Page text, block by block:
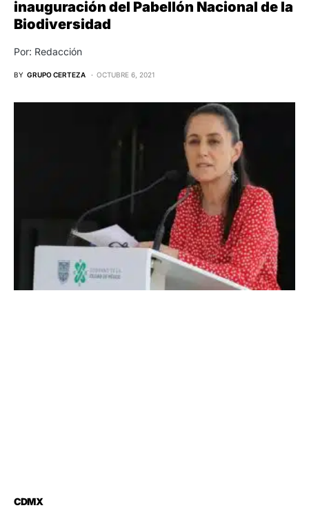
inauguración del Pabellón Nacional de la
Biodiversidad
Por: Redacción
BY GRUPO CERTEZA OCTUBRE 6, 2021
CDMX